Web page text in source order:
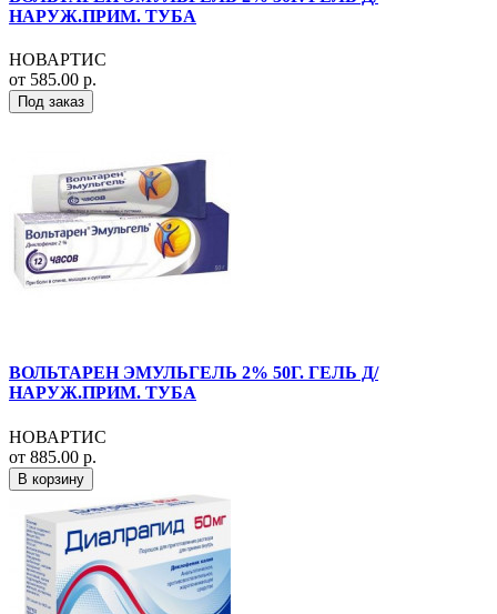
НАРУЖ.ПРИМ. ТУБА
НОВАРТИС
от 585.00 р.
Под заказ
ВОЛЬТАРЕН ЭМУЛЬГЕЛЬ 2% 50Г. ГЕЛЬ Д/
НАРУЖ.ПРИМ. ТУБА
НОВАРТИС
от 885.00 р.
В корзину